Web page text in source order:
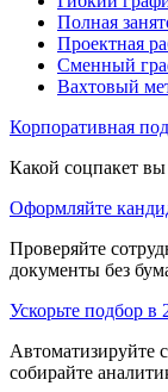
Полная
Проектная
Сменный
Вахтовый
Корпоративная
Какой соцпакет
Оформляйте
Проверяйте
документы без
Ускорьте подбор в
Автоматизируйте
собирайте